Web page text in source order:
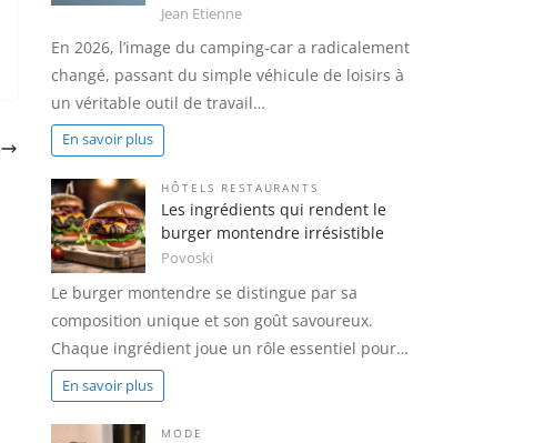
Jean Etienne
En 2026, l’image du camping-car a radicalement
changé, passant du simple véhicule de loisirs à
un véritable outil de travail…
En savoir plus
HÔTELS RESTAURANTS
Les ingrédients qui rendent le
burger montendre irrésistible
Povoski
Le burger montendre se distingue par sa
composition unique et son goût savoureux.
Chaque ingrédient joue un rôle essentiel pour…
En savoir plus
MODE